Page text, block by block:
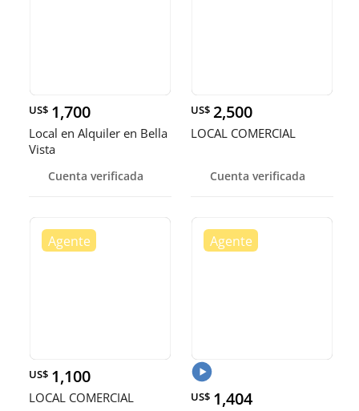
US$ 1,700
Local en Alquiler en Bella
Vista
Cuenta verificada
US$ 2,500
LOCAL COMERCIAL
Cuenta verificada
US$ 1,100
LOCAL COMERCIAL US$ 1,404